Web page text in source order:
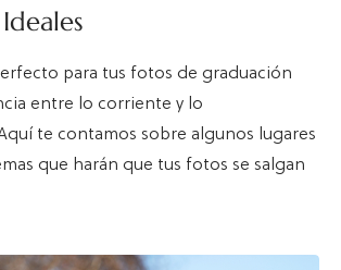
para tus fotos de graduación
entre lo corriente y lo
te contamos sobre algunos lugares
que harán que tus fotos se salgan